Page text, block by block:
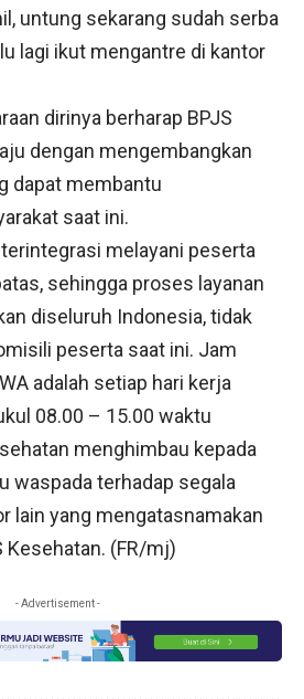
untung sekarang sudah serba
lagi ikut mengantre di kantor
dirinya berharap BPJS
dengan mengembangkan
dapat membantu
saat ini.
melayani peserta
sehingga proses layanan
diseluruh Indonesia, tidak
peserta saat ini. Jam
adalah setiap hari kerja
08.00 – 15.00 waktu
menghimbau kepada
waspada terhadap segala
lain yang mengatasnamakan
Kesehatan. (FR/mj)
- Advertisement -